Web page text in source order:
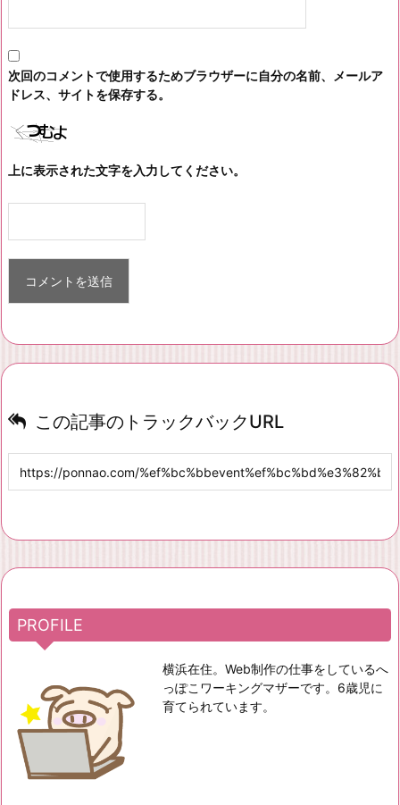
次回のコメントで使用するためブラウザーに自分の名前、メールア
ドレス、サイトを保存する。
上に表示された文字を入力してください。
この記事のトラックバックURL
PROFILE
横浜在住。Web制作の仕事をしているへ
っぽこワーキングマザーです。6歳児に
育てられています。